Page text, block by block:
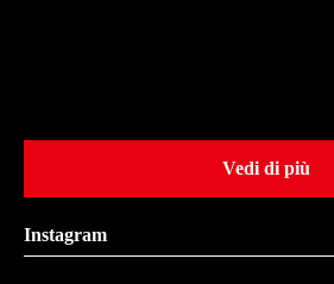
Vedi di più
Instagram